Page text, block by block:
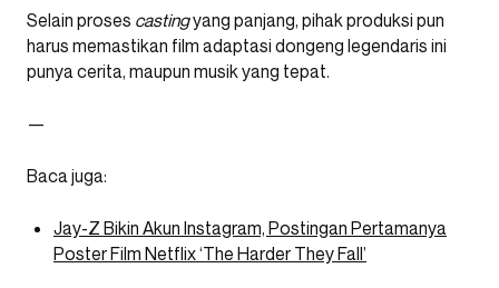
Selain proses castingyang panjang, pihak produksi pun
harus memastikan film adaptasi dongeng legendaris ini
punya cerita, maupun musik yang tepat.
—
Baca juga:
Jay-Z Bikin Akun Instagram, Postingan Pertamanya
Poster Film Netflix ‘The Harder They Fall’